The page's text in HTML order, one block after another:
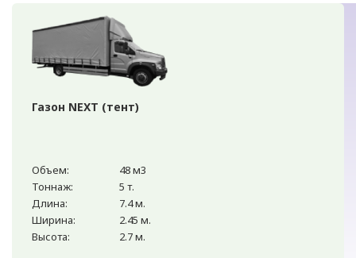
Газон NEXT (тент)
Объем:
48 м3
Тоннаж:
5 т.
Длина:
7.4 м.
Ширина:
2.45 м.
Высота:
2.7 м.